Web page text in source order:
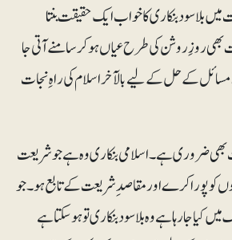
بلاسود بنکاری کا خواب ایک حقیقت بنتا
بھی روزِ روشن کی طرح عیاں ہوکر سامنے آتی جا
کے حل کے لیے بالآخر اسلام کی راہِ نجات
ضروری ہے۔ اسلامی بنکاری وہ ہے جو شریعت
کو پورا کرے اور مقاصد ِ شریعت کے تابع ہو۔ جو
کیا جارہا ہے وہ بلاسود بنکاری تو ہوسکتا ہے